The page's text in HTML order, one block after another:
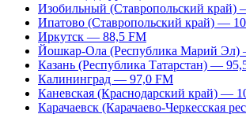
Изобильный (Ставропольский край)
Ипатово (Ставропольский край) —
Иркутск — 88,5 FM
Йошкар-Ола (Республика Марий Эл)
Казань (Республика Татарстан) —
Калининград — 97,0 FM
Каневская (Краснодарский край) —
Карачаевск (Карачаево-Черкесская